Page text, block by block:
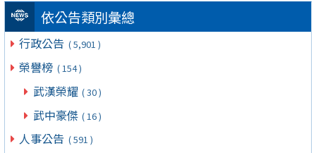
依公告類別彙總
行政公告 ( 5,901 )
榮譽榜 ( 154 )
武漢榮耀 ( 30 )
武中豪傑 ( 16 )
人事公告 ( 591 )